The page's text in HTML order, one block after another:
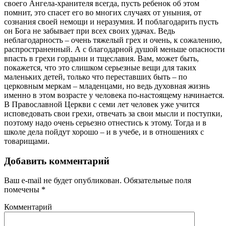
своего Ангела-хранителя всегда, пусть ребенок об этом
помнит, это спасет его во многих случаях от уныния, от
сознания своей немощи и неразумия. И поблагодарить пусть
он Бога не забывает при всех своих удачах. Ведь
неблагодарность – очень тяжелый грех и очень, к сожалению,
распространенный. А с благодарной душой меньше опасности
впасть в грехи гордыни и тщеславия. Вам, может быть,
покажется, что это слишком серьезные вещи для таких
маленьких детей, только что переставших быть – по
церковным меркам – младенцами, но ведь духовная жизнь
именно в этом возрасте у человека по-настоящему начинается.
В Православной Церкви с семи лет человек уже учится
исповедовать свои грехи, отвечать за свои мысли и поступки,
поэтому надо очень серьезно отнестись к этому. Тогда и в
школе дела пойдут хорошо – и в учебе, и в отношениях с
товарищами.
Добавить комментарий
Ваш e-mail не будет опубликован. Обязательные поля
помечены *
Комментарий